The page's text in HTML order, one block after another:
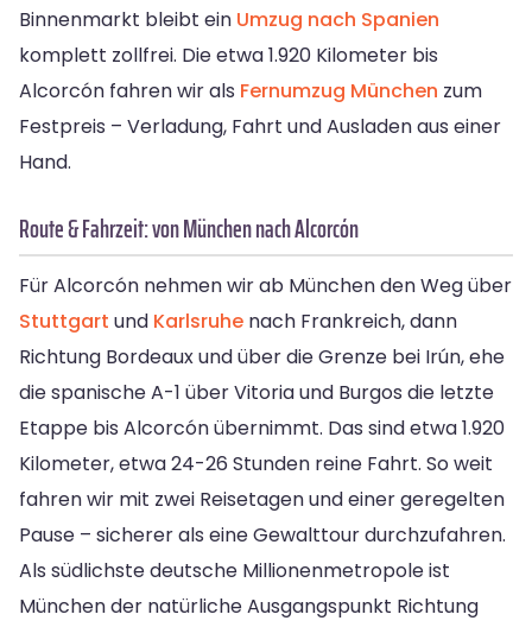
Binnenmarkt bleibt ein Umzug nach Spanien
komplett zollfrei. Die etwa 1.920 Kilometer bis
Alcorcón fahren wir als Fernumzug München zum
Festpreis – Verladung, Fahrt und Ausladen aus einer
Hand.
Route & Fahrzeit: von München nach Alcorcón
Für Alcorcón nehmen wir ab München den Weg über
Stuttgart und Karlsruhe nach Frankreich, dann
Richtung Bordeaux und über die Grenze bei Irún, ehe
die spanische A-1 über Vitoria und Burgos die letzte
Etappe bis Alcorcón übernimmt. Das sind etwa 1.920
Kilometer, etwa 24-26 Stunden reine Fahrt. So weit
fahren wir mit zwei Reisetagen und einer geregelten
Pause – sicherer als eine Gewalttour durchzufahren.
Als südlichste deutsche Millionenmetropole ist
München der natürliche Ausgangspunkt Richtung